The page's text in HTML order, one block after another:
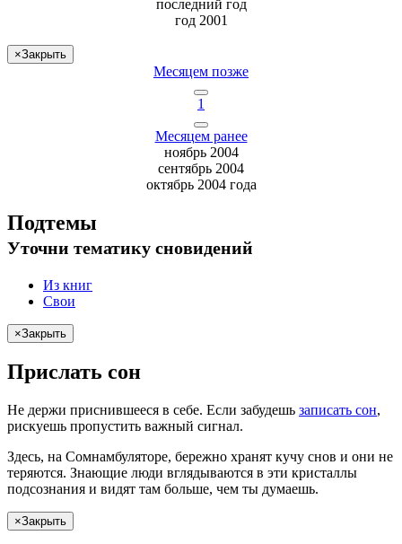
последний год
год 2001
×Закрыть
Месяцем позже
1
Месяцем ранее
ноябрь 2004
сентябрь 2004
октябрь 2004 года
Подтемы
Уточни тематику сновидений
Из книг
Свои
×Закрыть
Прислать сон
Не держи приснившееся в себе. Если забудешь записать сон,
рискуешь пропустить важный сигнал.
Здесь, на Сомнамбуляторе, бережно хранят кучу снов и они не
теряются. Знающие люди вглядываются в эти кристаллы
подсознания и видят там больше, чем ты думаешь.
×Закрыть